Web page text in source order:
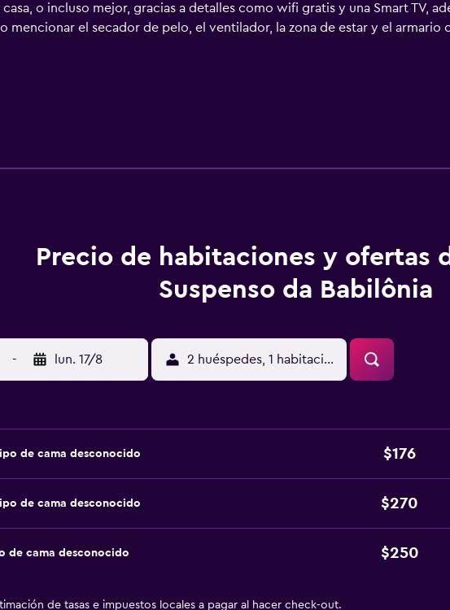
o incluso mejor, gracias a detalles como wifi gratis y una Smart TV,
mencionar el secador de pelo, el ventilador, la zona de estar y el armario
Precio de habitaciones y ofertas
Suspenso da Babilônia
- lun. 17/8 2 huéspedes, 1 habitación
de cama desconocido $176
de cama desconocido $270
de cama desconocido $250
de tasas e impuestos locales a pagar al hacer check-out.